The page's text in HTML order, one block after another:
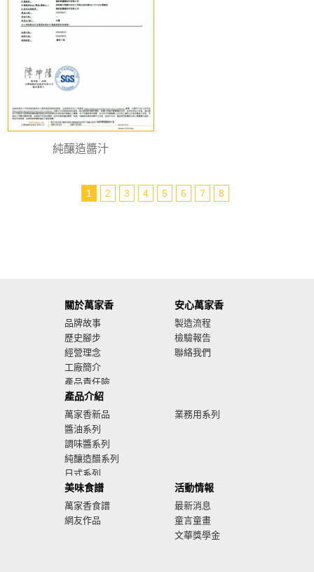
純釀造醬汁
1 2 3 4 5 6 7 8
關於萬家香
品牌故事
歷史腳步
經營理念
工廠簡介
產品責任險
廣告影音
產品介紹
萬家香新品
醬油系列
調味醬系列
純釀造醋系列
日式系列
業務用系列
美味食譜
萬家香食譜
網友作品
安心萬家香
製造流程
檢驗報告
聯絡我們
活動情報
最新消息
童言童畫
文華獎學金